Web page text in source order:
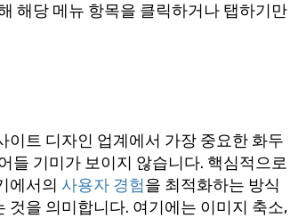
해당 메뉴 항목을 클릭하거나 탭하기만
이트 디자인 업계에서 가장 중요한 화두
들 기미가 보이지 않습니다. 핵심적으로
에서의 사용자 경험을 최적화하는 방식
것을 의미합니다. 여기에는 이미지 축소,